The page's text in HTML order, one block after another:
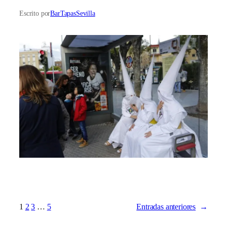
Escrito porBarTapasSevilla
1 2 3 … 5 Entradas anteriores →